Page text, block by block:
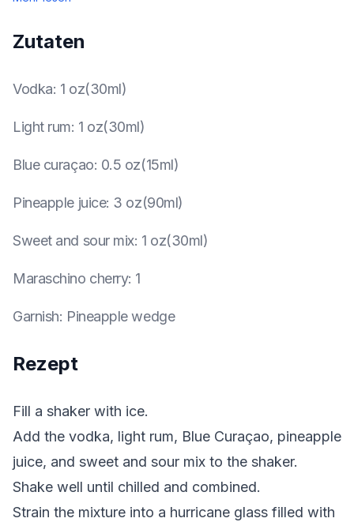
Zutaten
Vodka: 1 oz(30ml)
Light rum: 1 oz(30ml)
Blue curaçao: 0.5 oz(15ml)
Pineapple juice: 3 oz(90ml)
Sweet and sour mix: 1 oz(30ml)
Maraschino cherry: 1
Garnish: Pineapple wedge
Rezept
Fill a shaker with ice.
Add the vodka, light rum, Blue Curaçao, pineapple
juice, and sweet and sour mix to the shaker.
Shake well until chilled and combined.
Strain the mixture into a hurricane glass filled with